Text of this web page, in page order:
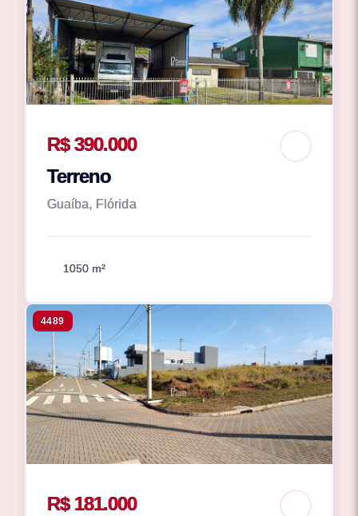
R$ 390.000
Terreno
Guaíba, Flórida
1050 m²
4489
R$ 181.000